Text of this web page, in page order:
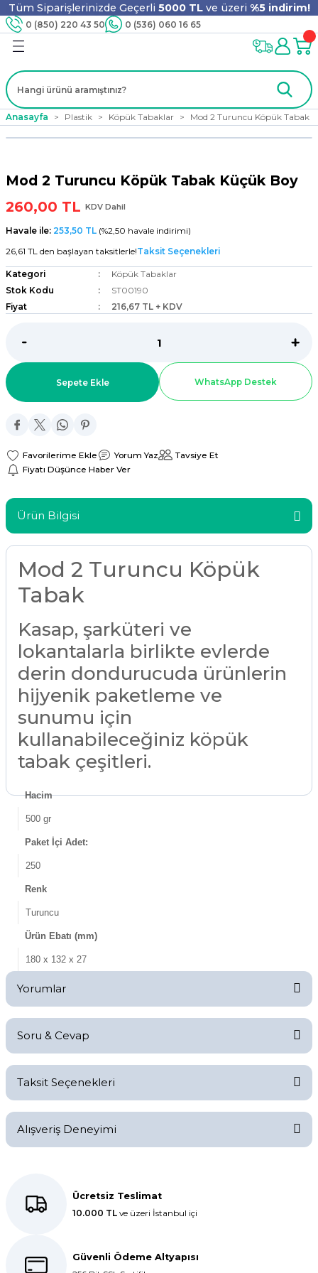
Tüm Siparişlerinizde Geçerli 5000 TLve üzeri %5 indirim!
0 (850) 220 43 50 0 (536) 060 16 65
Geri Dön
Geri Dön
Ürünleri
Geri Dön
Geri Dön
Tahta Karıştırıcı
Geri Dön
Kapları
Geri Dön
Geri Dön
Geri Dön
Anasayfa Plastik Köpük Tabaklar Mod 2 Turuncu Köpük Tabak
Mod 2 Turuncu Köpük Tabak Küçük Boy
260,00 TL KDV Dahil
Havale ile: 253,50 TL (%2,50 havale indirimi)
26,61 TL den başlayan taksitlerle!Taksit Seçenekleri
Kategori
Köpük Tabaklar
Stok Kodu
ST00190
Fiyat
216,67 TL + KDV
Sepete Ekle WhatsApp Destek
Yorum Yaz
Tavsiye Et
Fiyatı Düşünce Haber Ver
Ürün Bilgisi
Mod 2 Turuncu Köpük
Tabak
Kasap, şarküteri ve
lokantalarla birlikte evlerde
derin dondurucuda ürünlerin
hijyenik paketleme ve
sunumu için
kullanabileceğiniz köpük
tabak çeşitleri.
Hacim
500 gr
Paket İçi Adet:
250
Renk
Turuncu
Ürün Ebatı (mm)
180 x 132 x 27
Yorumlar
Yorum Yaz
Soru & Cevap
Soru Sor
Taksit Seçenekleri
Alışveriş Deneyimi
E... K... | 27/10/2025
Dolphin aynı kalitede . Hızlı kargo
ve teslimat için ayrıca teşekkür
Ücretsiz Teslimat
10.000 TL ve üzeri İstanbul içi
Güvenli Ödeme Altyapısı